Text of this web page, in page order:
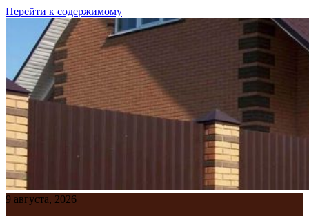
Перейти к содержимому
9 августа, 2026